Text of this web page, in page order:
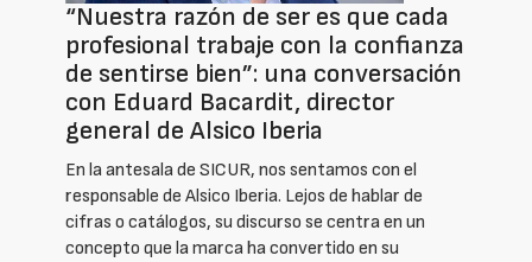
“Nuestra razón de ser es que cada
profesional trabaje con la confianza
de sentirse bien”: una conversación
con Eduard Bacardit, director
general de Alsico Iberia
En la antesala de SICUR, nos sentamos con el
responsable de Alsico Iberia. Lejos de hablar de
cifras o catálogos, su discurso se centra en un
concepto que la marca ha convertido en su